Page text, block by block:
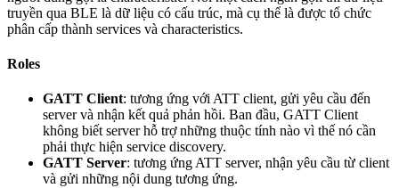
truyền qua BLE là dữ liệu có cấu trúc, mà cụ thể là được tổ chức
phân cấp thành services và characteristics.
Roles
GATT Client: tương ứng với ATT client, gửi yêu cầu đến
server và nhận kết quả phản hồi. Ban đầu, GATT Client
không biết server hỗ trợ những thuộc tính nào vì thế nó cần
phải thực hiện service discovery.
GATT Server: tương ứng ATT server, nhận yêu cầu từ client
và gửi những nội dung tương ứng.